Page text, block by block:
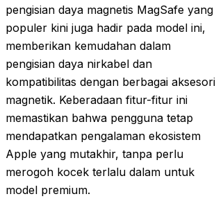
pengisian daya magnetis MagSafe yang
populer kini juga hadir pada model ini,
memberikan kemudahan dalam
pengisian daya nirkabel dan
kompatibilitas dengan berbagai aksesori
magnetik. Keberadaan fitur-fitur ini
memastikan bahwa pengguna tetap
mendapatkan pengalaman ekosistem
Apple yang mutakhir, tanpa perlu
merogoh kocek terlalu dalam untuk
model premium.